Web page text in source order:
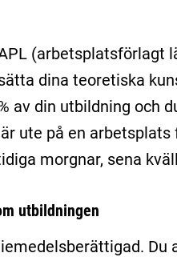
(arbetsplatsförlagt
dina teoretiska
av din utbildning och
ute på en
morgnar, sena
utbildningen
Du